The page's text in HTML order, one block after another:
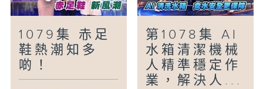
廣東俗語博大精深，新一代明白箇中的意思
嗎？「打蛇餅」究竟有甚麼含意？他們又試
過「打蛇餅」嗎？
1079集 赤足
鞋熱潮知多
啲！
第1078集 AI
水箱清潔機械
人精準穩定作
業，解決人...